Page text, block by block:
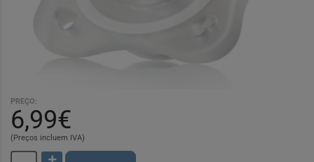
PREÇO:
6,99€
(Preços incluem IVA)